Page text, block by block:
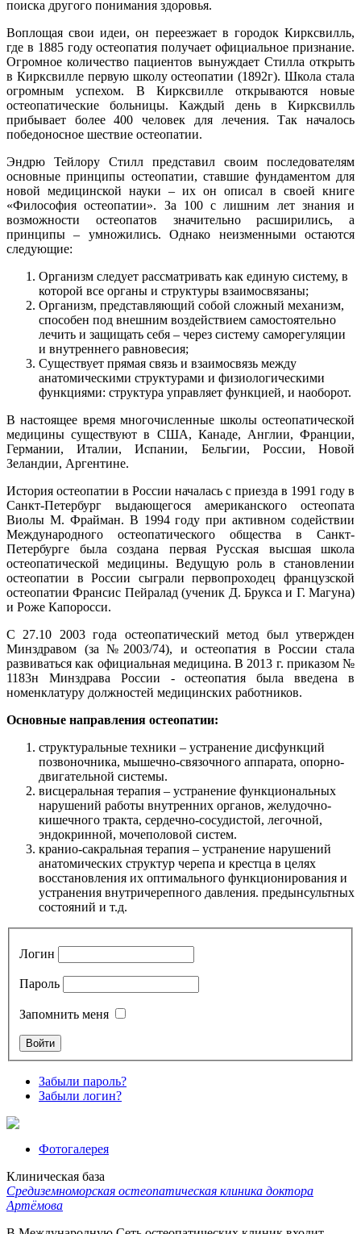
поиска другого понимания здоровья.
Воплощая свои идеи, он переезжает в городок Кирксвилль,
где в 1885 году остеопатия получает официальное признание.
Огромное количество пациентов вынуждает Стилла открыть
в Кирксвилле первую школу остеопатии (1892г). Школа стала
огромным успехом. В Кирксвилле открываются новые
остеопатические больницы. Каждый день в Кирксвилль
прибывает более 400 человек для лечения. Так началось
победоносное шествие остеопатии.
Эндрю Тейлору Стилл представил своим последователям
основные принципы остеопатии, ставшие фундаментом для
новой медицинской науки – их он описал в своей книге
«Философия остеопатии». За 100 с лишним лет знания и
возможности остеопатов значительно расширились, а
принципы – умножились. Однако неизменными остаются
следующие:
Организм следует рассматривать как единую систему, в
которой все органы и структуры взаимосвязаны;
Организм, представляющий собой сложный механизм,
способен под внешним воздействием самостоятельно
лечить и защищать себя – через систему саморегуляции
и внутреннего равновесия;
Существует прямая связь и взаимосвязь между
анатомическими структурами и физиологическими
функциями: структура управляет функцией, и наоборот.
В настоящее время многочисленные школы остеопатической
медицины существуют в США, Канаде, Англии, Франции,
Германии, Италии, Испании, Бельгии, России, Новой
Зеландии, Аргентине.
История остеопатии в России началась с приезда в 1991 году в
Санкт-Петербург выдающегося американского остеопата
Виолы М. Фрайман. В 1994 году при активном содействии
Международного остеопатического общества в Санкт-
Петербурге была создана первая Русская высшая школа
остеопатической медицины. Ведущую роль в становлении
остеопатии в России сыграли первопроходец французской
остеопатии Франсис Пейралад (ученик Д. Брукса и Г. Магуна)
и Роже Капоросси.
С 27.10 2003 года остеопатический метод был утвержден
Минздравом (за №2003/74), и остеопатия в России стала
развиваться как официальная медицина. В 2013 г. приказом №
1183н Минздрава России - остеопатия была введена в
номенклатуру должностей медицинских работников.
Основные направления остеопатии:
структуральные техники – устранение дисфункций
позвоночника, мышечно-связочного аппарата, опорно-
двигательной системы.
висцеральная терапия – устранение функциональных
нарушений работы внутренних органов, желудочно-
кишечного тракта, сердечно-сосудистой, легочной,
эндокринной, мочеполовой систем.
кранио-сакральная терапия – устранение нарушений
анатомических структур черепа и крестца в целях
восстановления их оптимального функционирования и
устранения внутричерепного давления. предынсультных
состояний и т.д.
Логин
Пароль
Запомнить меня
Забыли пароль?
Забыли логин?
Фотогалерея
Клиническая база
Средиземноморская остеопатическая клиника доктора
Артёмова